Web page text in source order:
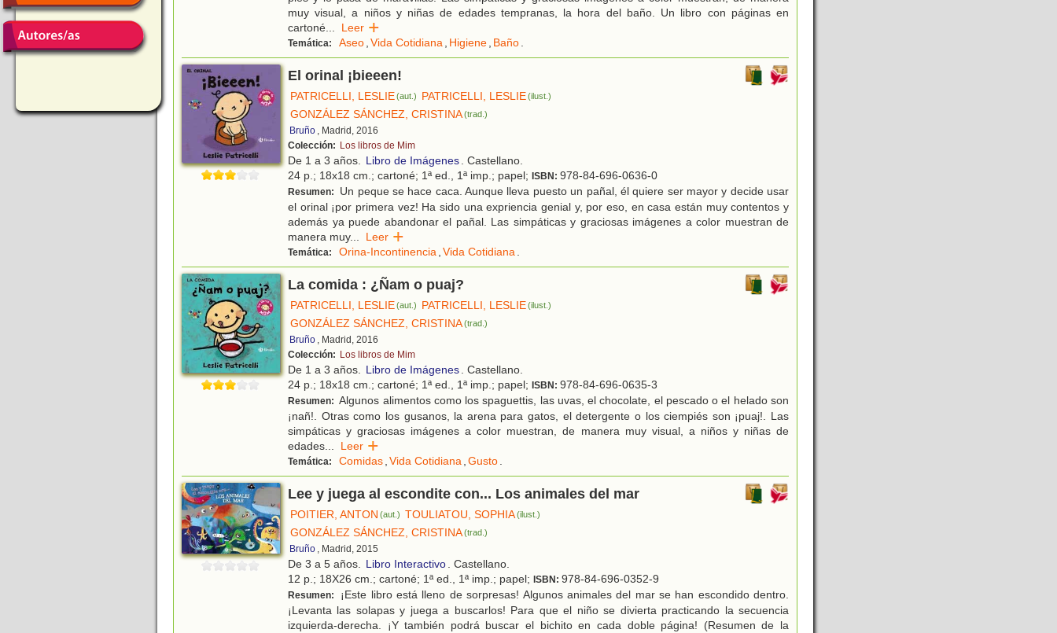
muy visual, a niños y niñas de edades tempranas, la hora del baño. Un libro con páginas en
cartoné... Leer
Temática: Aseo,Vida Cotidiana, Higiene, Baño.
El orinal ¡bieeen!
PATRICELLI, LESLIE(aut.) PATRICELLI, LESLIE(ilust.)
GONZÁLEZ SÁNCHEZ, CRISTINA(trad.)
Bruño , Madrid, 2016
Colección: Los libros de Mim
De 1 a 3 años. Libro de Imágenes. Castellano.
24 p.; 18x18 cm.; cartoné; 1ª ed., 1ª imp.; papel; ISBN: 978-84-696-0636-0
Resumen:
Un peque se hace caca. Aunque lleva puesto un pañal, él quiere ser mayor y decide usar
el orinal ¡por primera vez! Ha sido una expriencia genial y, por eso, en casa están muy contentos y
además ya puede abandonar el pañal. Las simpáticas y graciosas imágenes a color muestran de
manera muy... Leer
Temática: Orina-Incontinencia,Vida Cotidiana.
La comida : ¿Ñam o puaj?
PATRICELLI, LESLIE(aut.) PATRICELLI, LESLIE(ilust.)
GONZÁLEZ SÁNCHEZ, CRISTINA(trad.)
Bruño , Madrid, 2016
Colección: Los libros de Mim
De 1 a 3 años. Libro de Imágenes. Castellano.
24 p.; 18x18 cm.; cartoné; 1ª ed., 1ª imp.; papel; ISBN: 978-84-696-0635-3
Resumen: Algunos alimentos como los spaguettis, las uvas, el chocolate, el pescado o el helado son
¡nañ!. Otras como los gusanos, la arena para gatos, el detergente o los ciempiés son ¡puaj!. Las
simpáticas y graciosas imágenes a color muestran, de manera muy visual, a niños y niñas de
edades... Leer
Temática: Comidas,Vida Cotidiana,Gusto.
Lee y juega al escondite con... Los animales del mar
POITIER, ANTON (aut.) TOULIATOU, SOPHIA(ilust.)
GONZÁLEZ SÁNCHEZ, CRISTINA(trad.)
Bruño , Madrid, 2015
De 3 a 5 años. Libro Interactivo. Castellano.
12 p.; 18X26 cm.; cartoné; 1ª ed., 1ª imp.; papel; ISBN: 978-84-696-0352-9
Resumen:
¡Este libro está lleno de sorpresas! Algunos animales del mar se han escondido dentro.
¡Levanta las solapas y juega a buscarlos! Para que el niño se divierta practicando la secuencia
izquierda-derecha. ¡Y también podrá buscar el bichito en cada doble página! (Resumen de la